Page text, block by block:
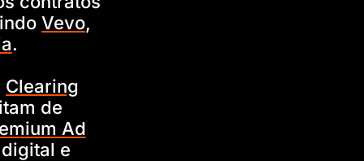
Vevo,
.
Clearing
de
Ad
e